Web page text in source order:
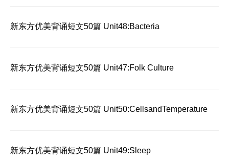
新东方优美背诵短文50篇 Unit48:Bacteria
新东方优美背诵短文50篇 Unit47:Folk Culture
新东方优美背诵短文50篇 Unit50:CellsandTemperature
新东方优美背诵短文50篇 Unit49:Sleep